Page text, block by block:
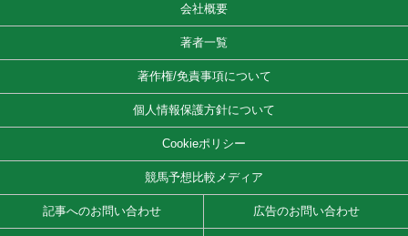
会社概要
著者一覧
著作権/免責事項について
個人情報保護方針について
Cookieポリシー
競馬予想比較メディア
記事へのお問い合わせ 広告のお問い合わせ